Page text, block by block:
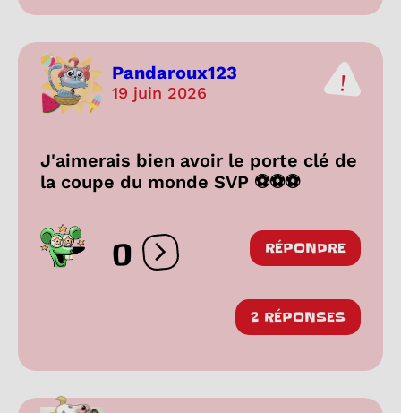
Pandaroux123
19 juin 2026
J'aimerais bien avoir le porte clé de
la coupe du monde SVP ⚽⚽⚽
0 Ouvrir les réactions
RÉPONDRE
2 RÉPONSES